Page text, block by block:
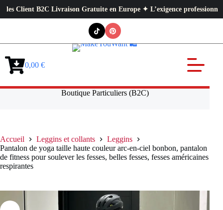
B2C Livraison Gratuite en Europe ✦ L’exigence professionnelle au
Panier0,00 €
Boutique Particuliers (B2C)
Accueil Leggins et collants
Leggins
Pantalon de yoga taille haute couleur arc-en-ciel bonbon, pantalon
de fitness pour soulever les fesses, belles fesses, fesses américaines
respirantes